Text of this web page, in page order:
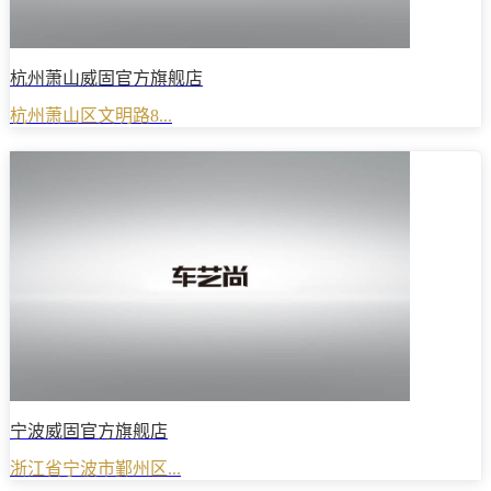
杭州萧山威固官方旗舰店
杭州萧山区文明路8...
宁波威固官方旗舰店
浙江省宁波市鄞州区...